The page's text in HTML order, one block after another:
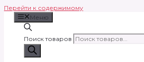
Перейти к содержимому
Меню
Поиск товаров